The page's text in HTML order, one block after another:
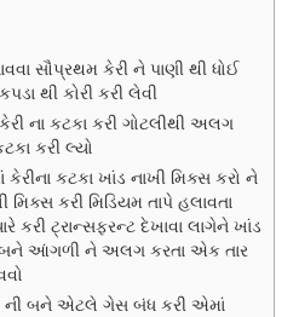
સૌપ્રથમ કેરી ને પાણી થી ધોઈ
થી કોરી કરી લેવી
ના કટકા કરી ગોટલીથી અલગ
કરી લ્યો
કટકા ખાંડ નાખી મિક્સ કરો ને
કરી મિડિયમ તાપે હલાવતા
કરી ટ્રાન્સફરન્ટ દેખાવા લાગેને ખાંડ
આંગળી ને અલગ કરતા એક તાર
ની બને એટલે ગેસ બંધ કરી એમાં